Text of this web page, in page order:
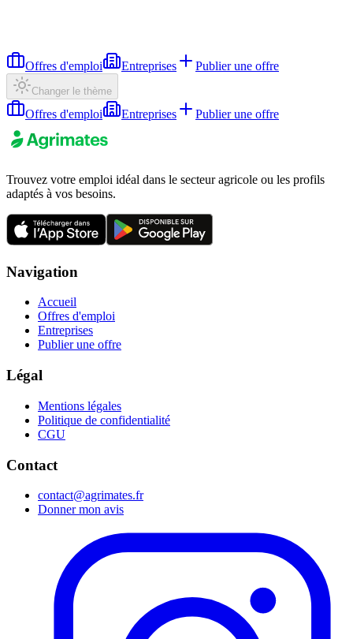
Offres d'emploi Entreprises Publier une offre
Changer le thème
Offres d'emploi Entreprises Publier une offre
Trouvez votre emploi idéal dans le secteur agricole ou les profils
adaptés à vos besoins.
Navigation
Accueil
Offres d'emploi
Entreprises
Publier une offre
Légal
Mentions légales
Politique de confidentialité
CGU
Contact
contact@agrimates.fr
Donner mon avis